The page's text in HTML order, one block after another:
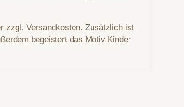
zzgl. Versandkosten. Zusätzlich ist
begeistert das Motiv Kinder